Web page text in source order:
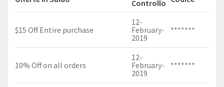
Controllo
$15 Off Entire purchase
12-
February-
2019
*******
10% Off on all orders
12-
February-
2019
*******